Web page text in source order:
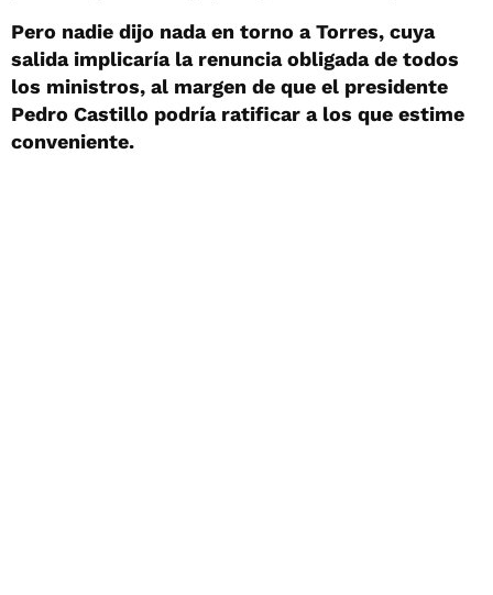
Pero nadie dijo nada en torno a Torres, cuya
salida implicaría la renuncia obligada de todos
los ministros, al margen de que el presidente
Pedro Castillo podría ratificar a los que estime
conveniente.